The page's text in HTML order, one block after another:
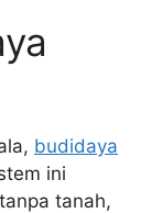
budidaya
ini
tanah,